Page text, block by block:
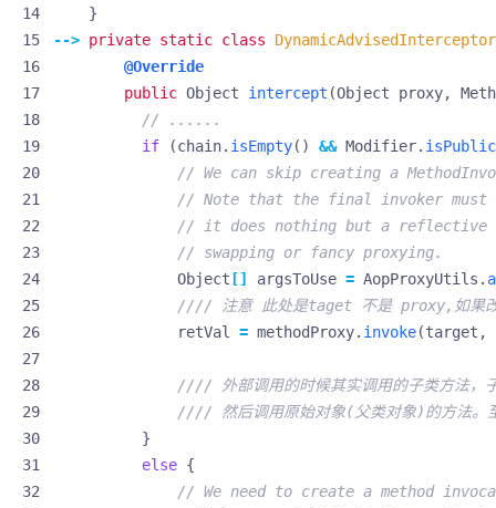
}
--> private static class
DynamicAdvisedInterceptor
@Override
public Object intercept (Object proxy,
// ......
if
(chain. isEmpty() && Modifier. isPublic
// We can skip creating a
// Note that the final invoker must
// it does nothing but a reflective
// swapping or fancy proxying.
Object [] argsToUse = AopProxyUtils .
//// 注意 此处是taget 不是 proxy,如果改
retVal
= methodProxy. invoke(target ,
//// 外部调用的时候其实调用的子类方法
//// 然后调用原始对象(父类对象)的方法。至
}
else {
// We need to create a method